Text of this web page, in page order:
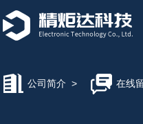
公司简介 > 在线